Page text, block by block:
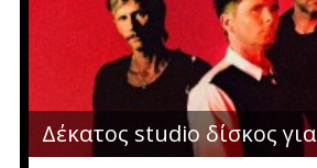
Δέκατος studio δίσκος